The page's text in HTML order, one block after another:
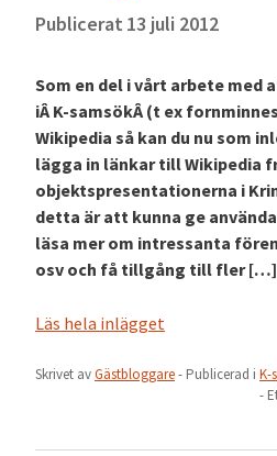
Publicerat 13 juli 2012
Som en del i vårt arbete med
iÂ K-samsökÂ (t ex
Wikipedia så kan du nu som
lägga in länkar till Wikipedia
objektspresentationerna i
detta är att kunna ge
läsa mer om intressanta
osv och få tillgång till fler […]
Läs hela inlägget
Skrivet avGästbloggare- Publicerad i K-
-